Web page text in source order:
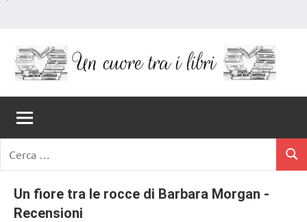
contenuto
Un
Cuore
Tra
I
Libri
romanzi
romance
e
non
solo.
Recensioni,
per:
Un fiore tra le rocce di Barbara Morgan -
Recensioni